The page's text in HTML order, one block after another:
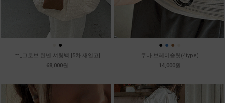
●
m_그로브 린넨 셔링백 [5차 재입고]
68,000원
● ● ●
쿠바 브레이슬릿(4type)
14,000원